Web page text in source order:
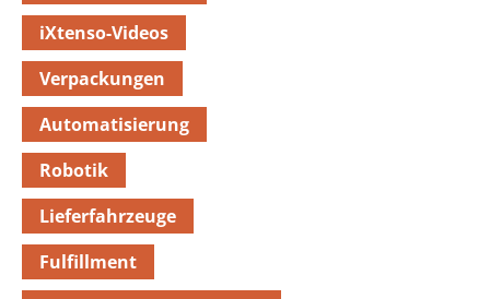
iXtenso-Videos
Verpackungen
Automatisierung
Robotik
Lieferfahrzeuge
Fulfillment